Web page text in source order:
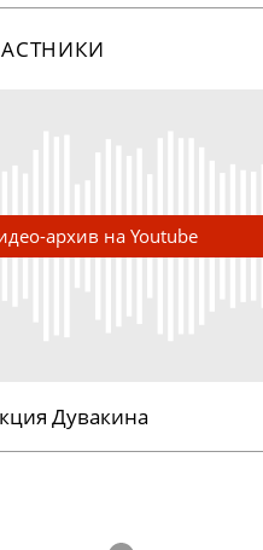
архив на Youtube
Дувакина